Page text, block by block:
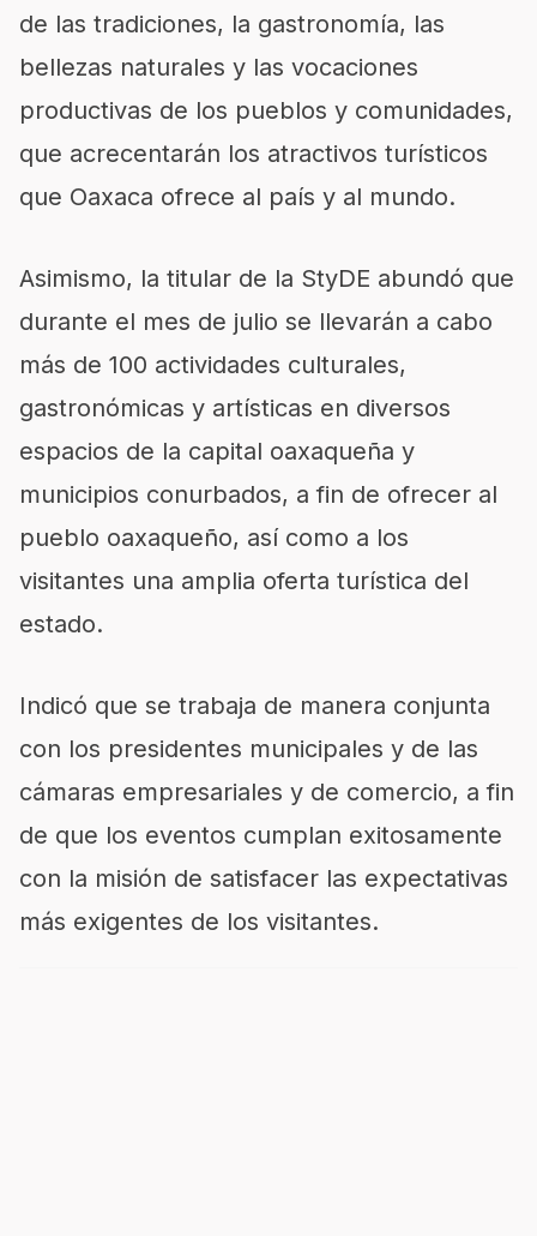
de las tradiciones, la gastronomía, las
bellezas naturales y las vocaciones
productivas de los pueblos y comunidades,
que acrecentarán los atractivos turísticos
que Oaxaca ofrece al país y al mundo.
Asimismo, la titular de la StyDE abundó que
durante el mes de julio se llevarán a cabo
más de 100 actividades culturales,
gastronómicas y artísticas en diversos
espacios de la capital oaxaqueña y
municipios conurbados, a fin de ofrecer al
pueblo oaxaqueño, así como a los
visitantes una amplia oferta turística del
estado.
Indicó que se trabaja de manera conjunta
con los presidentes municipales y de las
cámaras empresariales y de comercio, a fin
de que los eventos cumplan exitosamente
con la misión de satisfacer las expectativas
más exigentes de los visitantes.